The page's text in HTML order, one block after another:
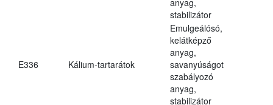
stabilizátor
E336 Kálium-tartarátok
Emulgeálósó,
kelátképző
anyag,
savanyúságot
szabályozó
anyag,
stabilizátor